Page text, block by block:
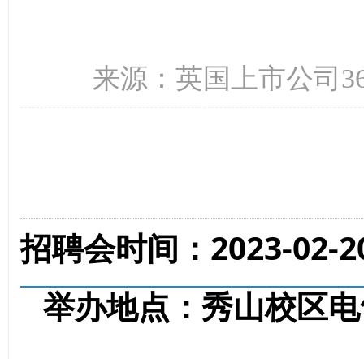
来源：英国上市公司
招聘会时间： 2023-02-
举办地点： 秀山校区